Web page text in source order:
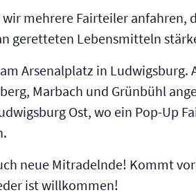
mehrere Fairteiler
geretteten Lebensmitteln
Arsenalplatz in
Marbach und Grünbühl
Ost, wo ein Pop-Up
neue Mitradelnde! Kommt
ist willkommen!